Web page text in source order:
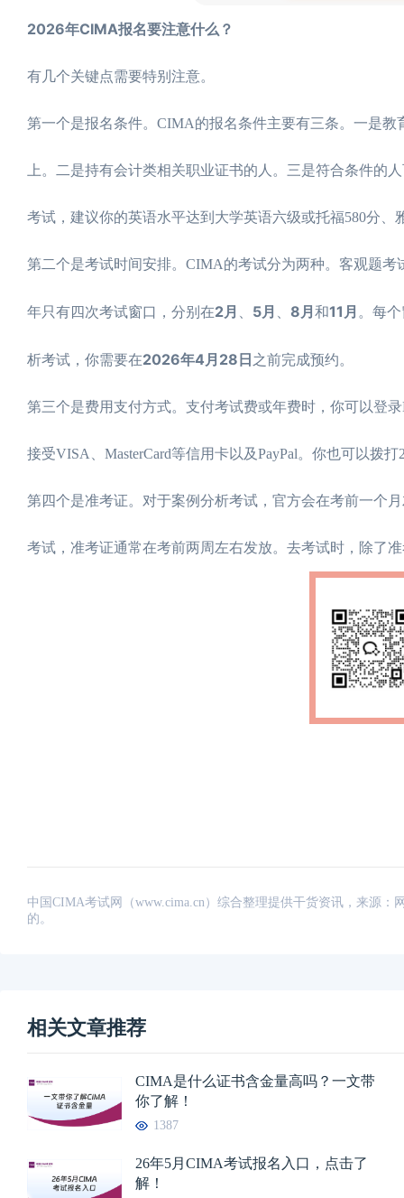
2026年CIMA报名要注意什么？
有几个关键点需要特别注意。
第一个是报名条件。CIMA的报名条件主要有三条。一是
上。二是持有会计类相关职业证书的人。三是符合条件
考试，建议你的英语水平达到大学英语六级或托福580分、
第二个是考试时间安排。CIMA的考试分为两种。客观题
年只有四次考试窗口，分别在2月 5月 8月和11月 。每
析考试，你需要在2026年4月28日之前完成预约。
第三个是费用支付方式。支付考试费或年费时，你可以登录
接受VISA、MasterCard等信用卡以及PayPal。你也可以拨
第四个是准考证。对于案例分析考试，官方会在考前一个
考试，准考证通常在考前两周左右发放。去考试时，除了
中国CIMA考试网（www.cima.cn）综合整理提供干货资讯，来源
的。
相关文章推荐
CIMA是什么证书含金量高吗？一文带
你了解！
1387
26年5月CIMA考试报名入口，点击了
解！